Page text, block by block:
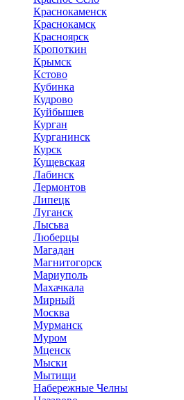
Краснокаменск
Краснокамск
Красноярск
Кропоткин
Крымск
Кстово
Кубинка
Кудрово
Куйбышев
Курган
Курганинск
Курск
Кущевская
Лабинск
Лермонтов
Липецк
Луганск
Лысьва
Люберцы
Магадан
Магнитогорск
Мариуполь
Махачкала
Мирный
Москва
Мурманск
Муром
Мценск
Мыски
Мытищи
Набережные Челны